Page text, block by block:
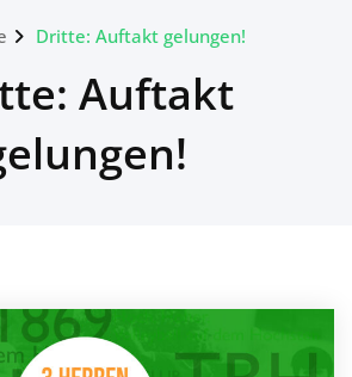
Dritte: Auftakt gelungen!
Auftakt